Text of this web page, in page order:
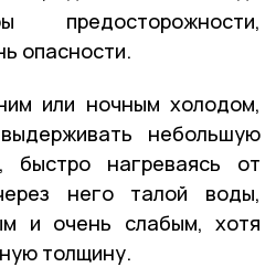
предосторожности,
опасности.
или ночным холодом,
небольшую
быстро нагреваясь от
него талой воды,
и очень слабым, хотя
толщину.